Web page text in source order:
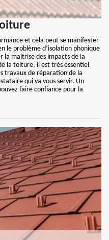
et cela peut se manifester
le problème d’isolation phonique
maitrise des impacts de la
la toiture, il est très essentiel
travaux de réparation de la
qui va vous servir. Un
faire confiance pour la